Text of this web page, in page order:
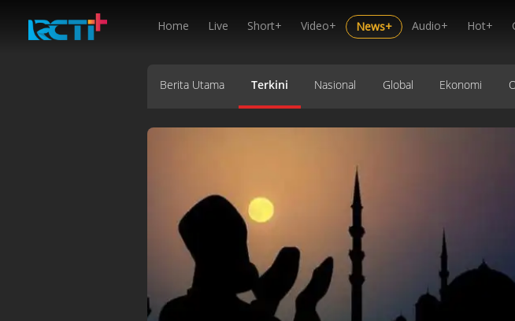
Home Live Short+ Video+ News+ Audio+ Hot+
Berita Utama Terkini Nasional Global Ekonomi